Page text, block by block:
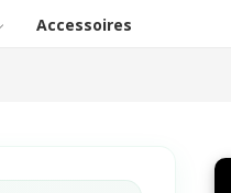
Accessoires